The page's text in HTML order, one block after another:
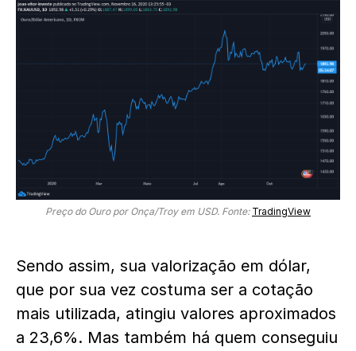
Preço do Ouro por Onça/Troy em USD. Fonte: TradingView
Sendo assim, sua valorização em dólar,
que por sua vez costuma ser a cotação
mais utilizada, atingiu valores aproximados
a 23,6%. Mas também há quem conseguiu